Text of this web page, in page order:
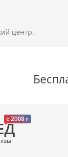
центр.
c 2008 г